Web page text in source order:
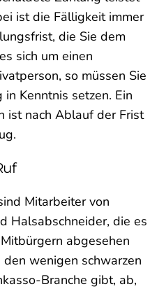
ist die Fälligkeit immer
die Sie dem
sich um einen
so müssen Sie
Kenntnis setzen. Ein
ist nach Ablauf der Frist
Mitarbeiter von
Halsabschneider, die es
abgesehen
wenigen schwarzen
Branche gibt, ab,